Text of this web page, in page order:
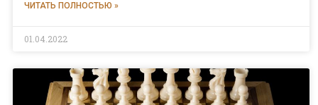
ЧИТАТЬ ПОЛНОСТЬЮ »
01.04.2022